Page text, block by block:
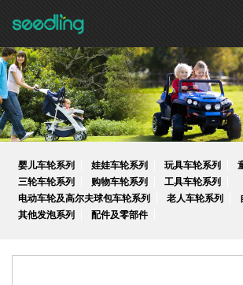
婴儿车轮系列 娃娃车轮系列 玩具车轮系列
三轮车轮系列
购物车轮系列
工具车轮系列
电动车轮及高尔夫球包车轮系列
老人车轮系列
其他发泡系列
配件及零部件